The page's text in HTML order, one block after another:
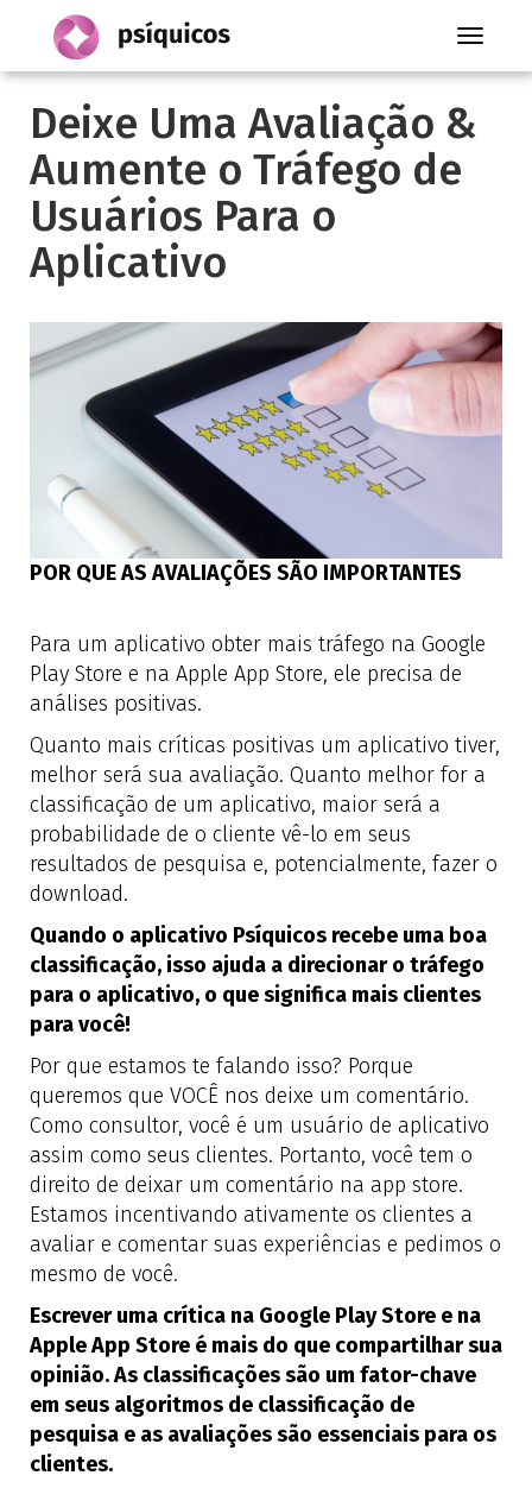
Toggle
Deixe Uma Avaliação &
Aumente o Tráfego de
Usuários Para o
Aplicativo
POR QUE AS AVALIAÇÕES SÃO IMPORTANTES
Para um aplicativo obter mais tráfego na Google
Play Store e na Apple App Store, ele precisa de
análises positivas.
Quanto mais críticas positivas um aplicativo tiver,
melhor será sua avaliação. Quanto melhor for a
classificação de um aplicativo, maior será a
probabilidade de o cliente vê-lo em seus
resultados de pesquisa e, potencialmente, fazer o
download.
Quando o aplicativo Psíquicos recebe uma boa
classificação, isso ajuda a direcionar o tráfego
para o aplicativo, o que significa mais clientes
para você!
Por que estamos te falando isso? Porque
queremos que VOCÊ nos deixe um comentário.
Como consultor, você é um usuário de aplicativo
assim como seus clientes. Portanto, você tem o
direito de deixar um comentário na app store.
Estamos incentivando ativamente os clientes a
avaliar e comentar suas experiências e pedimos o
mesmo de você.
Escrever uma crítica na Google Play Store e na
Apple App Store é mais do que compartilhar sua
opinião. As classificações são um fator-chave
em seus algoritmos de classificação de
pesquisa e as avaliações são essenciais para os
clientes.